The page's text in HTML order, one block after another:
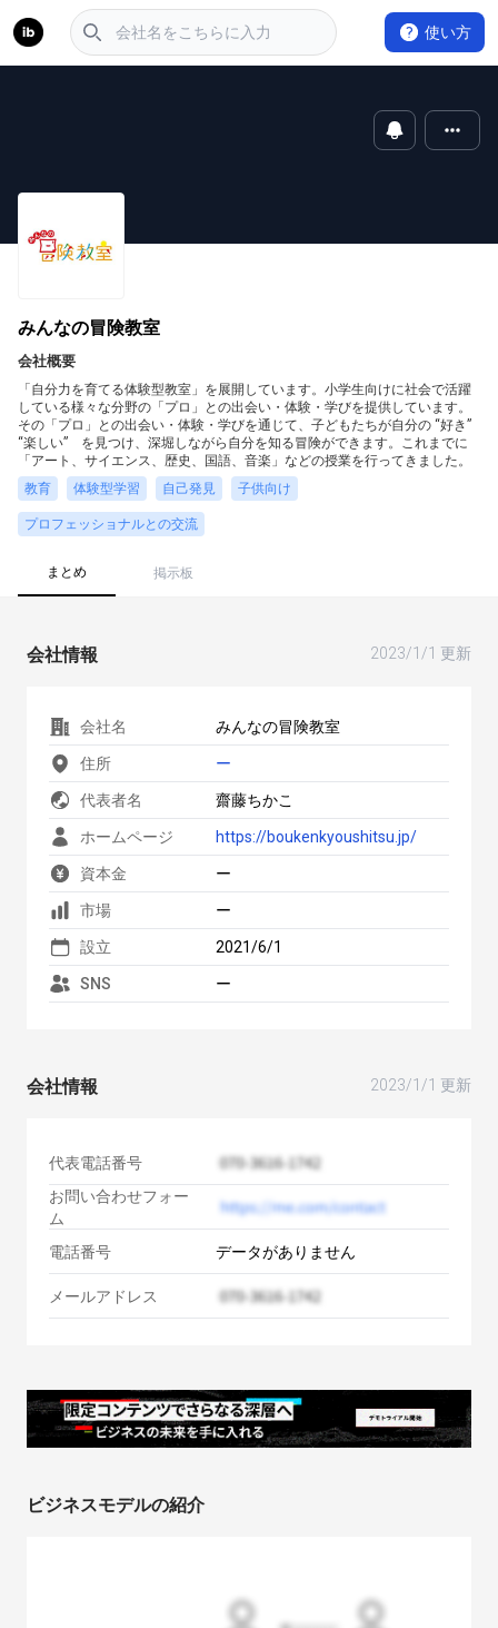
使い方
みんなの冒険教室
会社概要
「自分力を育てる体験型教室」を展開しています。小学生向けに社会で活躍
している様々な分野の「プロ」との出会い・体験・学びを提供しています。
その「プロ」との出会い・体験・学びを通じて、子どもたちが自分の “好き”
“楽しい” を見つけ、深堀しながら自分を知る冒険ができます。これまでに
「アート、サイエンス、歴史、国語、音楽」などの授業を行ってきました。
教育
体験型学習 自己発見 子供向け
プロフェッショナルとの交流
まとめ 掲示板
会社情報 2023/1/1 更新
会社名 みんなの冒険教室
住所 ー
代表者名 齋藤ちかこ
ホームページ https://boukenkyoushitsu.jp/
資本金 ー
市場 ー
設立 2021/6/1
SNS ー
会社情報 2023/1/1 更新
代表電話番号
お問い合わせフォー
ム
電話番号
データがありません
メールアドレス
ビジネスモデルの紹介